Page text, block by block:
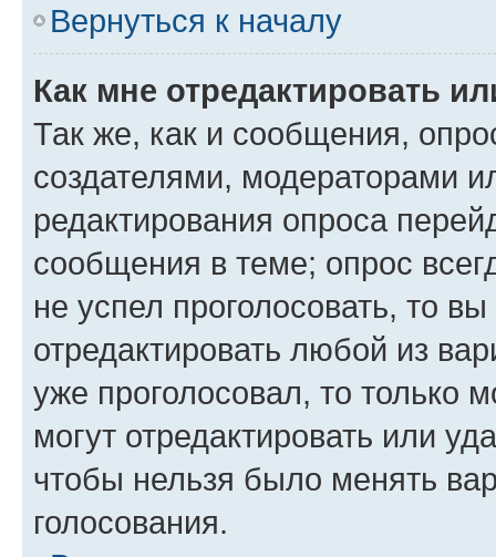
Вернуться к началу
Как мне отредактировать
Так же, как и сообщения,
создателями, модераторами
редактирования опроса
сообщения в теме; опрос
не успел проголосовать, то
отредактировать любой из
уже проголосовал, то только
могут отредактировать или
чтобы нельзя было менять
голосования.